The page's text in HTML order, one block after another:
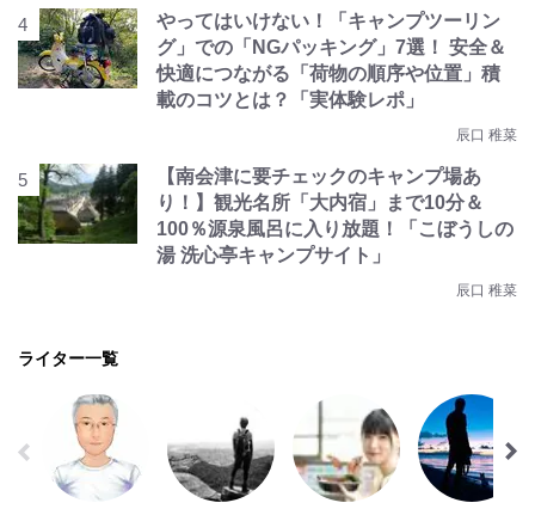
やってはいけない！「キャンプツーリン
グ」での「NGパッキング」7選！ 安全＆
快適につながる「荷物の順序や位置」積
載のコツとは？「実体験レポ」
辰口 稚菜
【南会津に要チェックのキャンプ場あ
り！】観光名所「大内宿」まで10分＆
100％源泉風呂に入り放題！「こぼうしの
湯 洗心亭キャンプサイト」
辰口 稚菜
ライター一覧